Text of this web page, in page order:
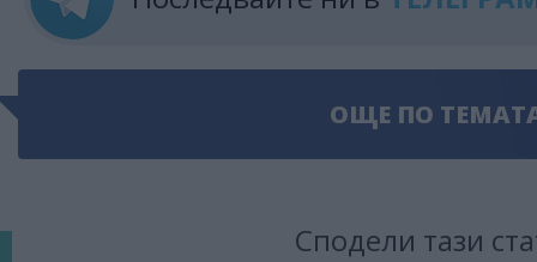
ОЩЕ ПО
Сподели тази